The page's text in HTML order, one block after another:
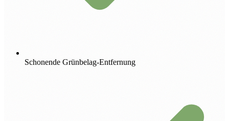
Schonende Grünbelag-Entfernung